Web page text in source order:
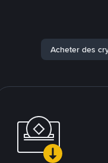
Acheter des